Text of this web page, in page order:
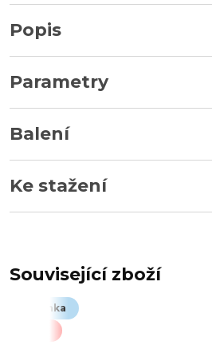
Popis
Parametry
Balení
Ke stažení
Související zboží
Novinka